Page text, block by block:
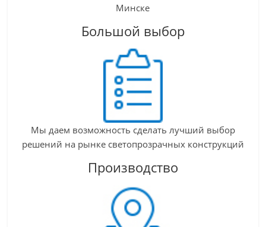
Минске
Большой выбор
Мы даем возможность сделать лучший выбор
решений на рынке светопрозрачных конструкций
Производство